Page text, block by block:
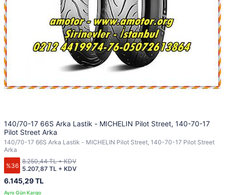
140/70-17 66S Arka Lastik - MICHELIN Pilot Street, 140-70-17
Pilot Street Arka
140/70-17 66S Arka Lastik - MICHELIN Pilot Street, 140-70-17 Pilot Street
Arka
%36
6.145,29 TL
5.207,87 TL + KDV
8.250,44 TL + KDV